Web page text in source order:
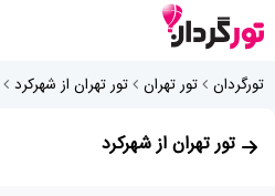
تورگردان تور تهران تور تهران از شهرکرد
تور تهران از شهرکرد